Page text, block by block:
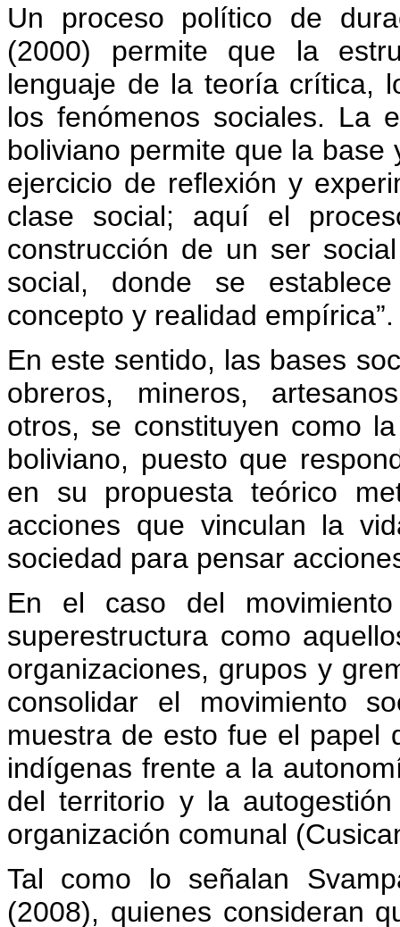
Un proceso político de
(2000) permite que la
lenguaje de la teoría crítica,
los fenómenos sociales. La
boliviano permite que la
ejercicio de reflexión y
clase social; aquí el
construcción de un ser
social, donde se
concepto y realidad empírica”.
En este sentido, las bases
obreros, mineros,
otros, se constituyen como
boliviano, puesto que
en su propuesta teórico
acciones que vinculan la
sociedad para pensar
En el caso del
superestructura como
organizaciones, grupos y
consolidar el movimiento
muestra de esto fue el papel
indígenas frente a la
del territorio y la
organización comunal
Tal como lo señalan
(2008), quienes consideran